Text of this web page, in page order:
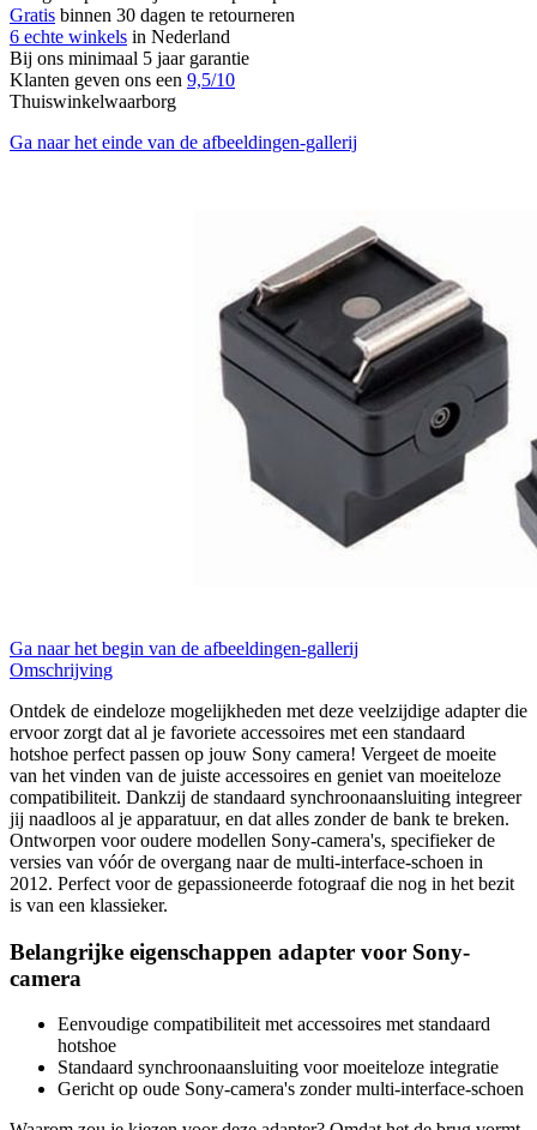
Gratis binnen 30 dagen te retourneren
6 echte winkels in Nederland
Bij ons minimaal 5 jaar garantie
Klanten geven ons een 9,5/10
Thuiswinkelwaarborg
Ga naar het einde van de afbeeldingen-gallerij
Ga naar het begin van de afbeeldingen-gallerij
Omschrijving
Ontdek de eindeloze mogelijkheden met deze veelzijdige adapter die
ervoor zorgt dat al je favoriete accessoires met een standaard
hotshoe perfect passen op jouw Sony camera! Vergeet de moeite
van het vinden van de juiste accessoires en geniet van moeiteloze
compatibiliteit. Dankzij de standaard synchroonaansluiting integreer
jij naadloos al je apparatuur, en dat alles zonder de bank te breken.
Ontworpen voor oudere modellen Sony-camera's, specifieker de
versies van vóór de overgang naar de multi-interface-schoen in
2012. Perfect voor de gepassioneerde fotograaf die nog in het bezit
is van een klassieker.
Belangrijke eigenschappen adapter voor Sony-
camera
Eenvoudige compatibiliteit met accessoires met standaard
hotshoe
Standaard synchroonaansluiting voor moeiteloze integratie
Gericht op oude Sony-camera's zonder multi-interface-schoen